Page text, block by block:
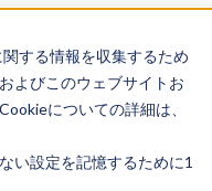
する情報を収集するため
よびこのウェブサイトお
についての詳細は、
い設定を記憶するために1
サル編）